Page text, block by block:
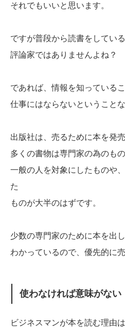
それでもいいと思います。
ですが普段から読書をしてい
評論家ではありませんよね？
であれば、情報を知っているこ
仕事にはならないということな
出版社は、売るために本を発
多くの書物は専門家の為のもの
一般の人を対象にしたものや
た
ものが大半のはずです。
少数の専門家のために本を出
わかっているので、優先的に
使わなければ意味がない
ビジネスマンが本を読む理由は